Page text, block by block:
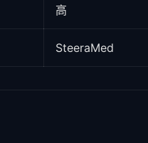
高
SteeraMed